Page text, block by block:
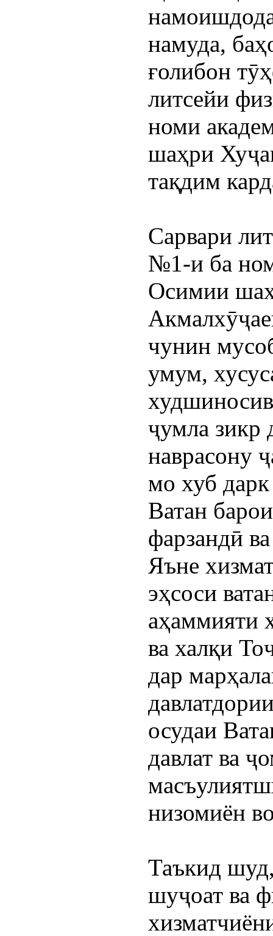
намуда,
ғолибон
литсейи
номи
шаҳри
тақдим
Сарвари
№1-и ба
Осимии
чунин
умум,
ҷумла
наврасону
мо хуб
Ватан
фарзандӣ
Яъне
эҳсоси
аҳаммияти
ва халқи
дар
осудаи
давлат ва
низомиён
Таъкид
шуҷоат ва